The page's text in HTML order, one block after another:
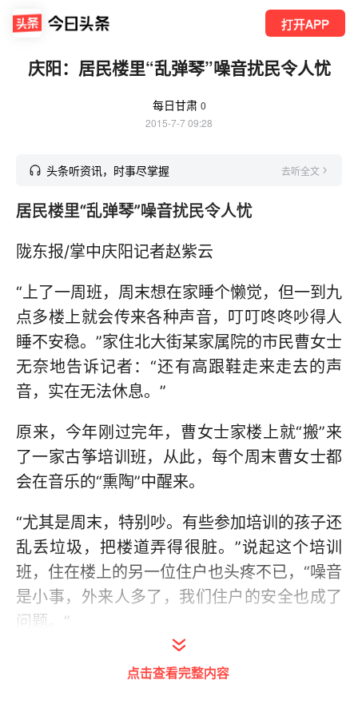
打开APP
庆阳：居民楼里“乱弹琴”噪音扰民令人忧
每日甘肃 0
2015-7-7 09:28
头条听资讯，时事尽掌握 去听全文
居民楼里“乱弹琴”噪音扰民令人忧
陇东报/掌中庆阳记者赵紫云
“上了一周班，周末想在家睡个懒觉，但一到九
点多楼上就会传来各种声音，叮叮咚咚吵得人
睡不安稳。”家住北大街某家属院的市民曹女士
无奈地告诉记者：“还有高跟鞋走来走去的声
音，实在无法休息。”
原来，今年刚过完年，曹女士家楼上就“搬”来
了一家古筝培训班，从此，每个周末曹女士都
会在音乐的“熏陶”中醒来。
“尤其是周末，特别吵。有些参加培训的孩子还
乱丢垃圾，把楼道弄得很脏。”说起这个培训
班，住在楼上的另一位住户也头疼不已，“噪音
是小事，外来人多了，我们住户的安全也成了
问题。”
曹女士说，家属院原本是居民生活休息的地
点击查看完整内容